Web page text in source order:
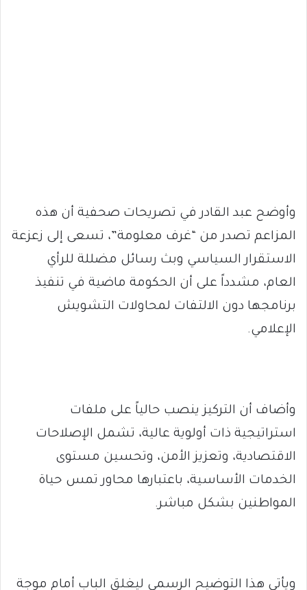
وأوضح عبد القادر في تصريحات صحفية أن هذه
المزاعم تصدر من “غرف معلومة”، تسعى إلى زعزعة
الاستقرار السياسي وبث رسائل مضللة للرأي
العام، مشدداً على أن الحكومة ماضية في تنفيذ
برنامجها دون الالتفات لمحاولات التشويش
الإعلامي.
وأضاف أن التركيز ينصب حالياً على ملفات
استراتيجية ذات أولوية عالية، تشمل الإصلاحات
الاقتصادية، وتعزيز الأمن، وتحسين مستوى
الخدمات الأساسية، باعتبارها محاور تمس حياة
المواطنين بشكل مباشر.
ويأتي هذا التوضيح الرسمي ليغلق الباب أمام موجة